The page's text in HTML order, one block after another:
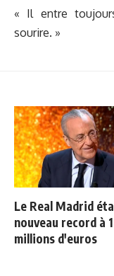
« Il entre
sourire. »
Le Real Madrid
nouveau record à
millions d'euros